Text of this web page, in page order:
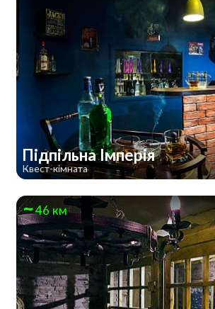
Підпільна Імперія
Квест-кімната
46 км